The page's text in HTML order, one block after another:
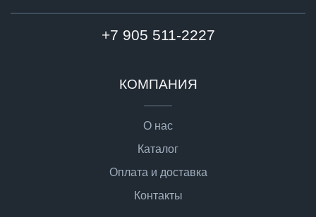
+7 905 511-2227
КОМПАНИЯ
О нас
Каталог
Оплата и доставка
Контакты